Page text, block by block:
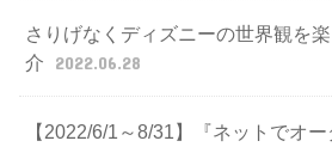
さりげなくディズニーの世界観を
介
2022.06.28
【2022/6/1～8/31】『ネットでオ